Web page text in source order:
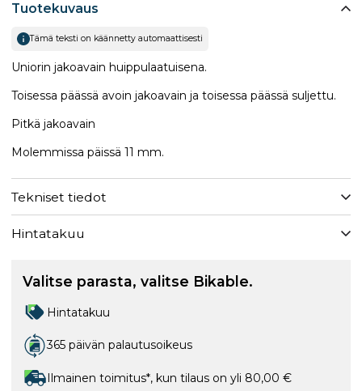
Tuotekuvaus
Tämä teksti on käännetty automaattisesti
Uniorin jakoavain huippulaatuisena.
Toisessa päässä avoin jakoavain ja toisessa päässä suljettu.
Pitkä jakoavain
Molemmissa päissä 11 mm.
Tekniset tiedot
Hintatakuu
Valitse parasta, valitse Bikable.
Hintatakuu
365 päivän palautusoikeus
Ilmainen toimitus*, kun tilaus on yli 80,00 €